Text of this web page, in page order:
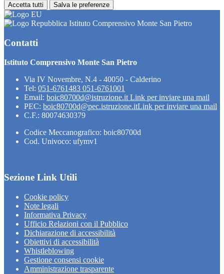
Accetta tutti Salva le preferenze
Istituto Comprensivo Monte San Pietro
Contatti
Istituto Comprensivo Monte San Pietro
Via IV Novembre, N.4 - 40050 - Calderino
Tel: 051-6761483 051-6761001
Email: boic80700d@istruzione.it Link per inviare una mail
PEC: boic80700d@pec.istruzione.itLink per inviare una mail
C.F.: 80074630379
Codice Meccanografico: boic80700d
Cod. Univoco: ufymv1
Sezione Link Utili
Cookie policy
Note legali
Informativa Privacy
Ufficio Relazioni con il Pubblico
Dichiarazione di accessibilità
Obiettivi di accessibilità
Whistleblowing
Gestione consensi cookie
Amministrazione trasparente